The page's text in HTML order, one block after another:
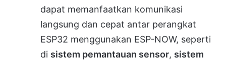
dapat memanfaatkan komunikasi
langsung dan cepat antar perangkat
ESP32 menggunakan ESP-NOW, seperti
di sistem pemantauan sensor, sistem